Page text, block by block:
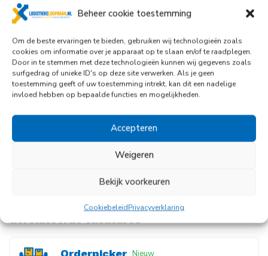
Beheer cookie toestemming
Om de beste ervaringen te bieden, gebruiken wij technologieën zoals
cookies om informatie over je apparaat op te slaan en/of te raadplegen.
Door in te stemmen met deze technologieën kunnen wij gegevens zoals
surfgedrag of unieke ID's op deze site verwerken. Als je geen
toestemming geeft of uw toestemming intrekt, kan dit een nadelige
invloed hebben op bepaalde functies en mogelijkheden.
Accepteren
Weigeren
Bekijk voorkeuren
CookiebeleidPrivacyverklaring
en zullen jouw ondernemerschap stimuleren.
Een marktconform salaris;
Een gegarandeerde 13e maand;
8,33% vakantiebijslag;
Reiskostenvergoeding;
Twitter LinkedIn
Orderpicker Nieuw